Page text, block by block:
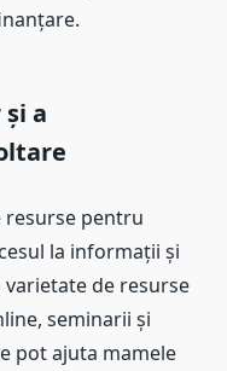
a
pentru
la informații și
varietate de resurse
seminarii și
pot ajuta mamele